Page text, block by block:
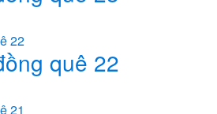
quê 22